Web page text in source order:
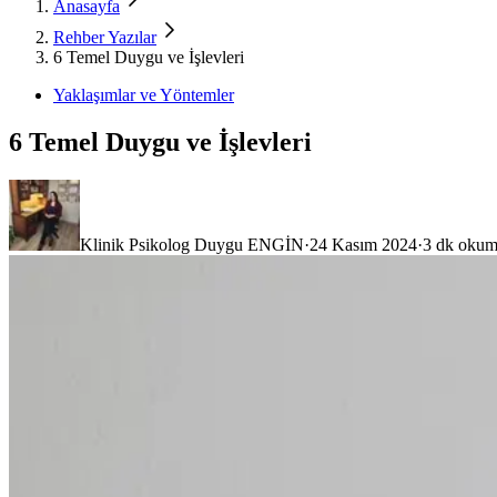
Anasayfa
Rehber Yazılar
6 Temel Duygu ve İşlevleri
Yaklaşımlar ve Yöntemler
6 Temel Duygu ve İşlevleri
Klinik Psikolog Duygu ENGİN·24 Kasım 2024·3 dk